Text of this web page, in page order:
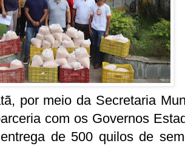
por meio da Secretaria
com os Governos
de 500 quilos de